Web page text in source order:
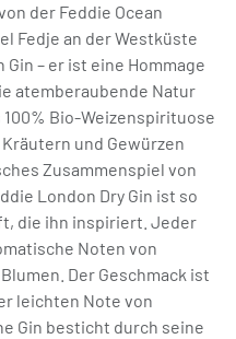
der Feddie Ocean
Fedje an der Westküste
– er ist eine Hommage
atemberaubende Natur
Bio-Weizenspirituose
und Gewürzen
Zusammenspiel von
London Dry Gin ist so
die ihn inspiriert. Jeder
Noten von
Der Geschmack ist
leichten Note von
Gin besticht durch seine